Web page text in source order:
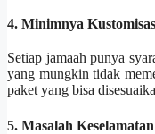
4. Minimnya
Setiap jamaah punya
yang mungkin tidak
paket yang bisa
5. Masalah